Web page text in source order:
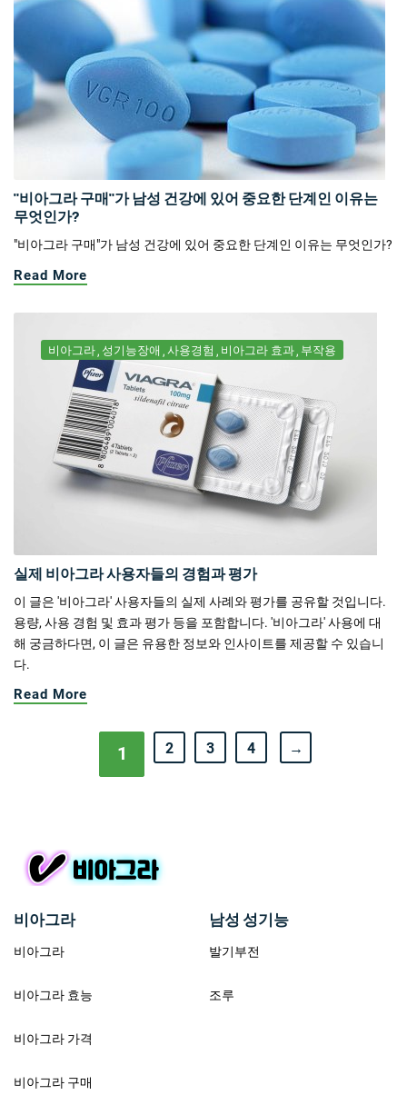
"비아그라 구매"가 남성 건강에 있어 중요한 단계인 이유는
무엇인가?
"비아그라 구매"가 남성 건강에 있어 중요한 단계인 이유는 무엇인가?
Read More
비아그라 성기능장애 사용경험 비아그라 효과 부작용
실제 비아그라 사용자들의 경험과 평가
이 글은 '비아그라' 사용자들의 실제 사례와 평가를 공유할 것입니다.
용량, 사용 경험 및 효과 평가 등을 포함합니다. '비아그라' 사용에 대
해 궁금하다면, 이 글은 유용한 정보와 인사이트를 제공할 수 있습니
다.
Read More
1 2 3 4 →
비아그라
비아그라
비아그라 효능
비아그라 가격
비아그라 구매
남성 성기능
발기부전
조루